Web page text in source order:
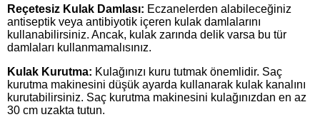
Reçetesiz Kulak Damlası: Eczanelerden alabileceğiniz
antiseptik veya antibiyotik içeren kulak damlalarını
kullanabilirsiniz. Ancak, kulak zarında delik varsa bu tür
damlaları kullanmamalısınız.
Kulak Kurutma: Kulağınızı kuru tutmak önemlidir. Saç
kurutma makinesini düşük ayarda kullanarak kulak kanalını
kurutabilirsiniz. Saç kurutma makinesini kulağınızdan en az
30 cm uzakta tutun.